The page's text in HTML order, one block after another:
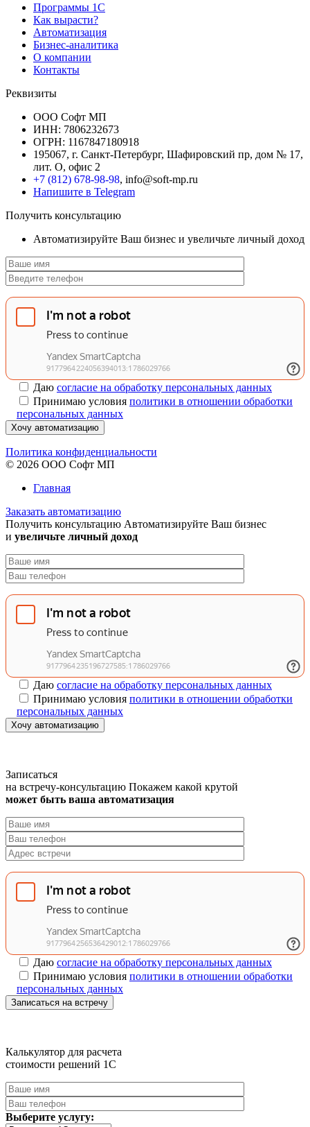
Программы 1С
Как вырасти?
Автоматизация
Бизнес-аналитика
О компании
Контакты
Реквизиты
ООО Софт МП
ИНН: 7806232673
ОГРН: 1167847180918
195067, г. Санкт-Петербург, Шафировский пр, дом № 17,
лит. О, офис 2
+7 (812) 678-98-98, info@soft-mp.ru
Напишите в Telegram
Получить консультацию
Автоматизируйте Ваш бизнес и увеличьте личный доход
Даю согласие на обработку персональных данных
Принимаю условия политики в отношении обработки
персональных данных
Хочу автоматизацию
Политика конфиденциальности
© 2026 ООО Софт МП
Главная
Заказать автоматизацию
Получить консультацию Автоматизируйте Ваш бизнес
и увеличьте личный доход
Даю согласие на обработку персональных данных
Принимаю условия политики в отношении обработки
персональных данных
Хочу автоматизацию
Записаться
на встречу-консультацию Покажем какой крутой
может быть ваша автоматизация
Даю согласие на обработку персональных данных
Принимаю условия политики в отношении обработки
персональных данных
Записаться на встречу
Калькулятор для расчета
стоимости решений 1C
Выберите услугу: